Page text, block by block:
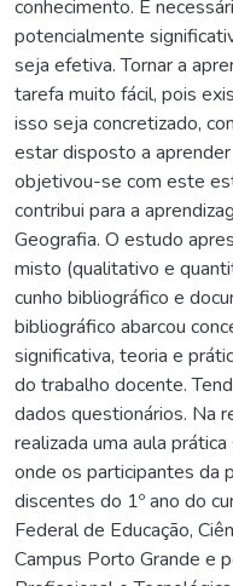
conhecimento. É
potencialmente
seja efetiva. Tornar a
tarefa muito fácil, pois
isso seja concretizado,
estar disposto a
objetivou-se com este
contribui para a
Geografia. O estudo
misto (qualitativo e
cunho bibliográfico e
bibliográfico abarcou
significativa, teoria e
do trabalho docente.
dados questionários. Na
realizada uma aula
onde os participantes da
discentes do 1º ano do
Federal de Educação,
Campus Porto Grande e